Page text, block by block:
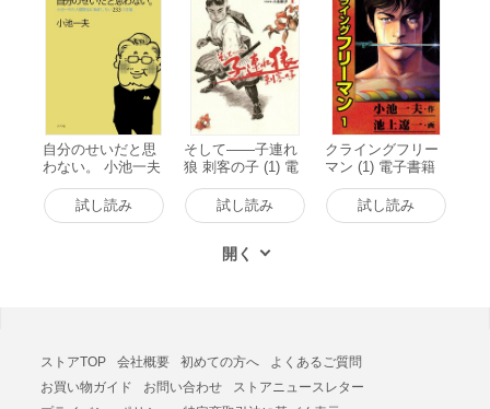
自分のせいだと思
わない。 小池一夫
の人間関係に執着
しない233の言葉
電子書籍版
試し読み
そして――子連れ
狼 刺客の子 (1) 電
子書籍版
試し読み
クライングフリー
マン (1) 電子書籍
試し読み
ストアTOP 会社概要 初めての方へ
よくあるご質問
お買い物ガイド
お問い合わせ
ストアニュースレター